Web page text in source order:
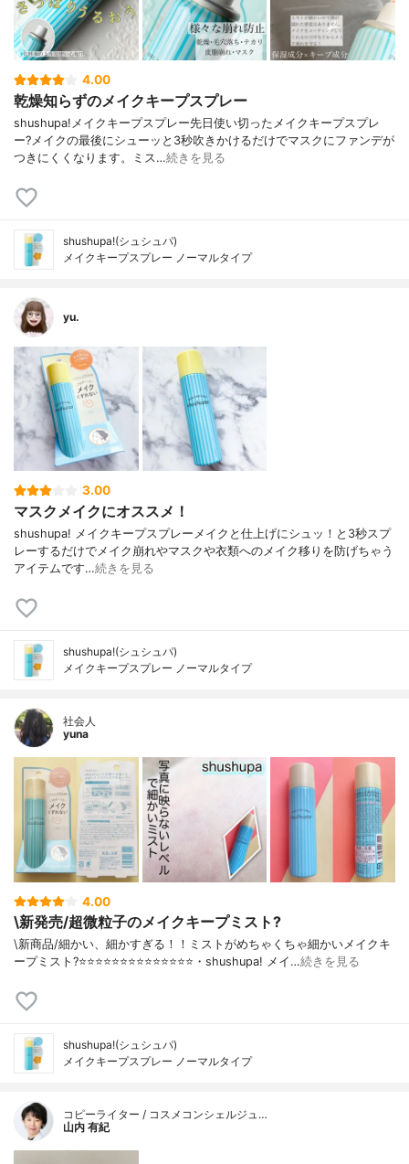
4.00
乾燥知らずのメイクキープスプレー
shushupa!メイクキープスプレー先日使い切ったメイクキープスプレ
ー?メイクの最後にシューッと3秒吹きかけるだけでマスクにファンデが
つきにくくなります。ミス…続きを見る
shushupa!(シュシュパ)
メイクキープスプレー ノーマルタイプ
yu.
3.00
マスクメイクにオススメ！
shushupa! メイクキープスプレー メイクと仕上げにシュッ！と 3秒スプ
レーするだけで メイク崩れやマスクや衣類へのメイク移りを 防げちゃう
アイテムです…続きを見る
shushupa!(シュシュパ)
メイクキープスプレー ノーマルタイプ
社会人
yuna
4.00
\新発売/超微粒子のメイクキープミスト?
\新商品/細かい、細かすぎる！！ミストがめちゃくちゃ細かいメイクキ
ープミスト?⭐️⭐️⭐️⭐️⭐️⭐️⭐️⭐️⭐️⭐️⭐️⭐️⭐️⭐️・shushupa! メイ…続きを見る
shushupa!(シュシュパ)
メイクキープスプレー ノーマルタイプ
コピーライター / コスメコンシェルジュ…
山内 有紀